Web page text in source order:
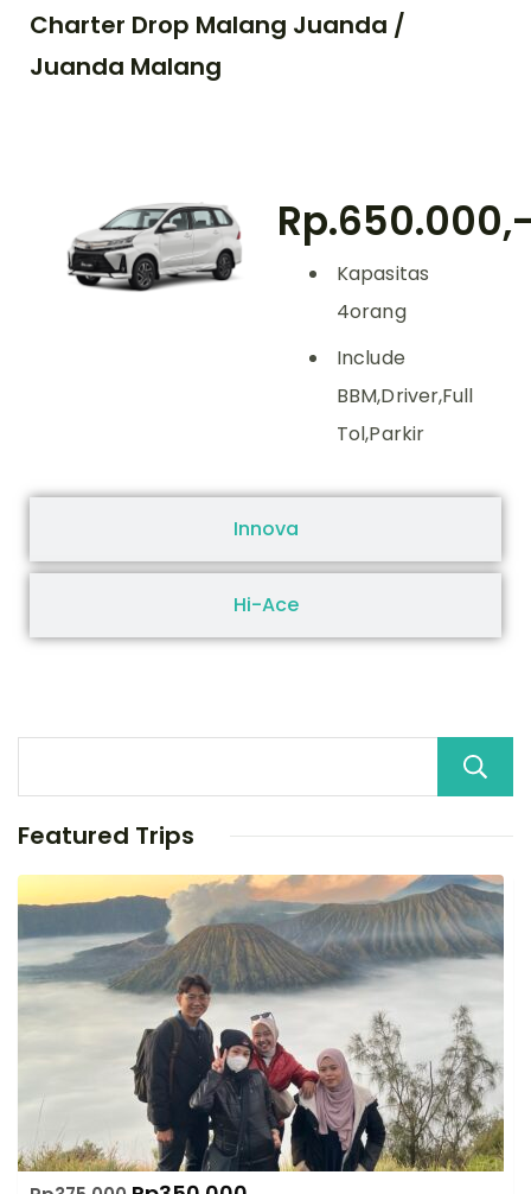
Charter Drop Malang Juanda /
Juanda Malang
Innova
Hi-Ace
Kapasitas
4orang
Include
BBM,Driver,Full
Tol,Parkir
Featured Trips